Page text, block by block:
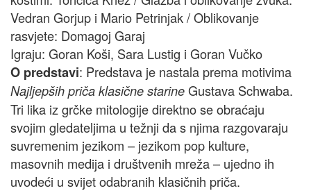
Vedran Gorjup i Mario Petrinjak / Oblikovanje
rasvjete: Domagoj Garaj
Igraju: Goran Koši, Sara Lustig i Goran Vučko
O predstavi: Predstava je nastala prema motivima
Najljepših priča klasične starine Gustava Schwaba.
Tri lika iz grčke mitologije direktno se obraćaju
svojim gledateljima u težnji da s njima razgovaraju
suvremenim jezikom – jezikom pop kulture,
masovnih medija i društvenih mreža – ujedno ih
uvodeći u svijet odabranih klasičnih priča.